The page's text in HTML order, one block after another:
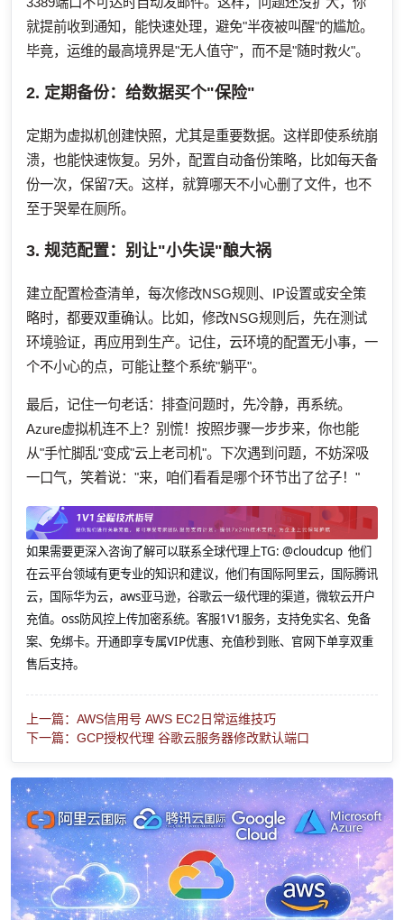
就提前收到通知，能快速处理，避免"半夜被叫醒"的尴尬。
毕竟，运维的最高境界是"无人值守"，而不是"随时救火"。
2. 定期备份：给数据买个"保险"
定期为虚拟机创建快照，尤其是重要数据。这样即使系统崩
溃，也能快速恢复。另外，配置自动备份策略，比如每天备
份一次，保留7天。这样，就算哪天不小心删了文件，也不
至于哭晕在厕所。
3. 规范配置：别让"小失误"酿大祸
建立配置检查清单，每次修改NSG规则、IP设置或安全策
略时，都要双重确认。比如，修改NSG规则后，先在测试
环境验证，再应用到生产。记住，云环境的配置无小事，一
个不小心的点，可能让整个系统"躺平"。
最后，记住一句老话：排查问题时，先冷静，再系统。
Azure虚拟机连不上？别慌！按照步骤一步步来，你也能
从"手忙脚乱"变成"云上老司机"。下次遇到问题，不妨深吸
一口气，笑着说："来，咱们看看是哪个环节出了岔子！"
如果需要更深入咨询了解可以联系全球代理上TG: @cloudcup 他们
在云平台领域有更专业的知识和建议，他们有国际阿里云，国际腾讯
云，国际华为云，aws亚马逊，谷歌云一级代理的渠道，微软云开户
充值。oss防风控上传加密系统。客服1V1服务，支持免实名、免备
案、免绑卡。开通即享专属VIP优惠、充值秒到账、官网下单享双重
售后支持。
上一篇：AWS信用号 AWS EC2日常运维技巧
下一篇：GCP授权代理 谷歌云服务器修改默认端口